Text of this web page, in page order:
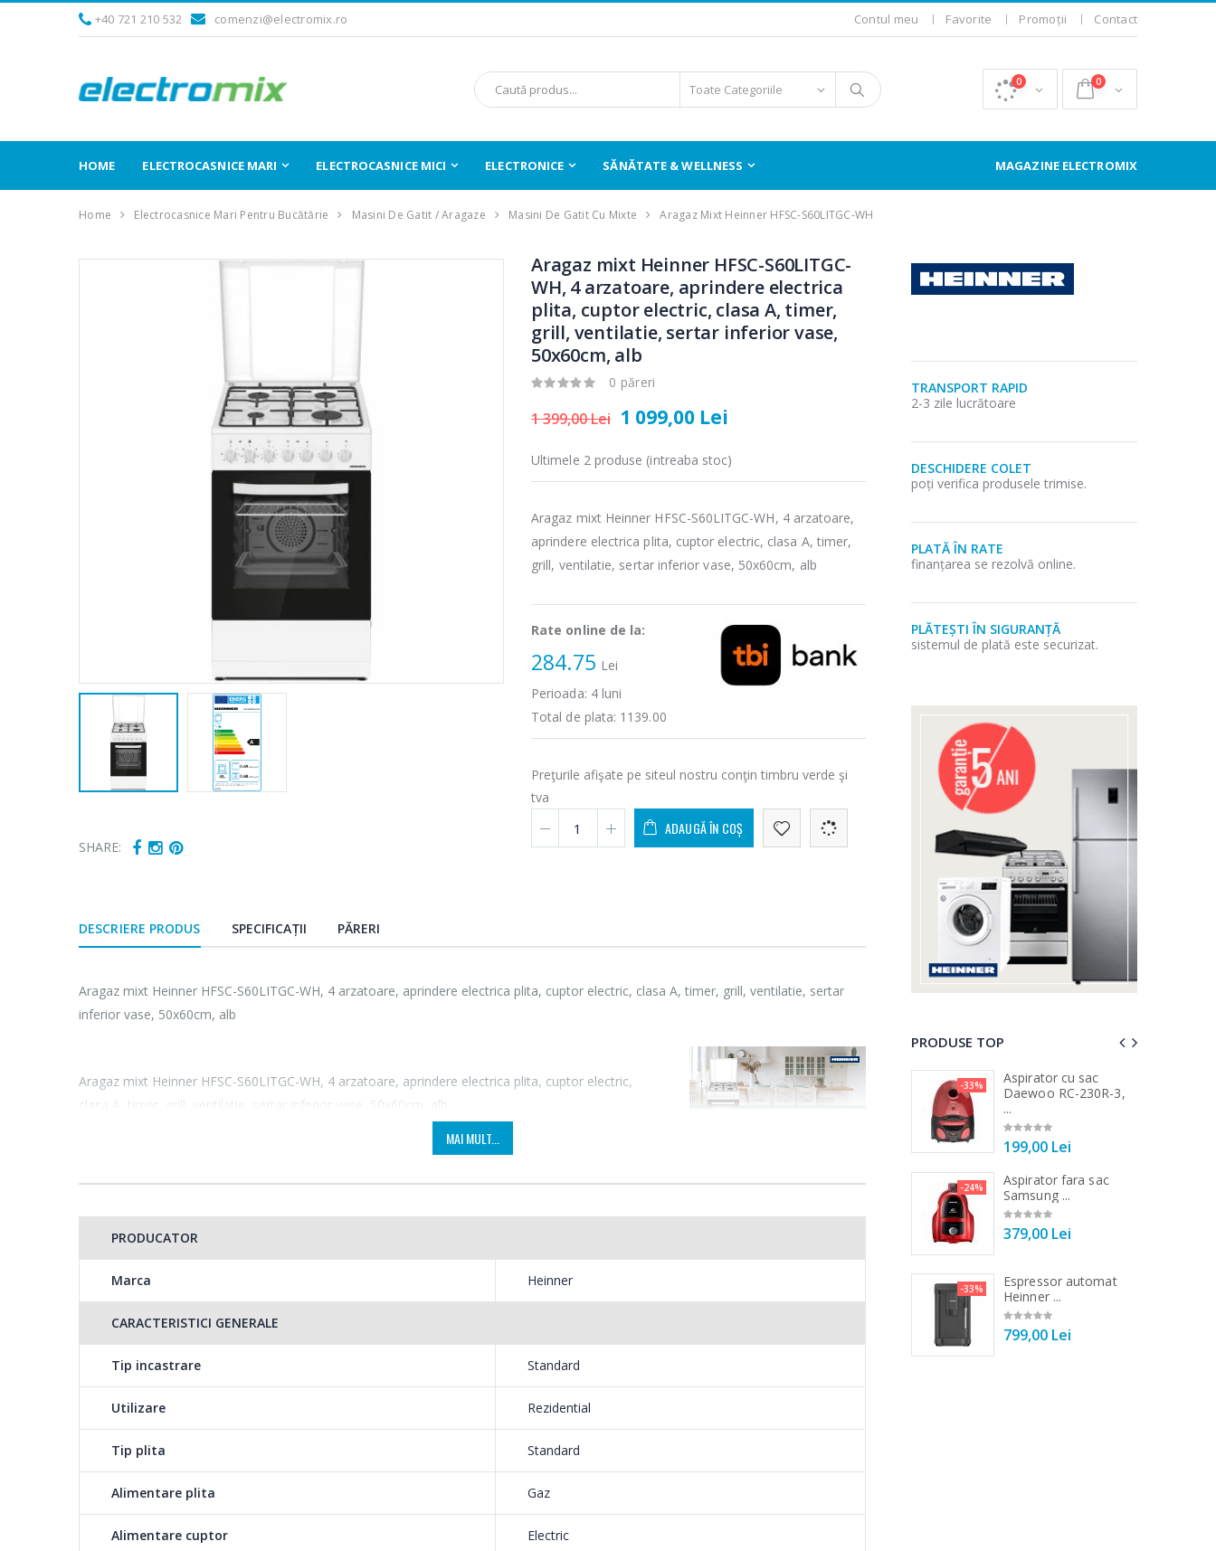
+40 721 210 532 comenzi@electromix.ro Contul meu Favorite Promoții Contact
0 0
HOME ELECTROCASNICE MARI ELECTROCASNICE MICI ELECTRONICE SĂNĂTATE & WELLNESS MAGAZINE ELECTROMIX
Home Electrocasnice Mari Pentru Bucătărie Masini De Gatit / Aragaze Masini De Gatit Cu Mixte Aragaz Mixt Heinner HFSC-S60LITGC-WH
SHARE:
Aragaz mixt Heinner HFSC-S60LITGC-
WH, 4 arzatoare, aprindere electrica
plita, cuptor electric, clasa A, timer,
grill, ventilatie, sertar inferior vase,
50x60cm, alb
0 păreri
1 399,00 Lei 1 099,00 Lei
Ultimele 2 produse (intreaba stoc)
Aragaz mixt Heinner HFSC-S60LITGC-WH, 4 arzatoare,
aprindere electrica plita, cuptor electric, clasa A, timer,
grill, ventilatie, sertar inferior vase, 50x60cm, alb
Rate online de la:
284.75 Lei
Perioada: 4luni
Total de plata: 1139.00
Preţurile afişate pe siteul nostru conţin timbru verde şi
tva
ADAUGĂ ÎN COȘ
DESCRIERE PRODUS SPECIFICAȚII PĂRERI
Aragaz mixt Heinner HFSC-S60LITGC-WH, 4 arzatoare, aprindere electrica plita, cuptor electric, clasa A, timer, grill, ventilatie, sertar
inferior vase, 50x60cm, alb
Aragaz mixt Heinner HFSC-S60LITGC-WH, 4 arzatoare, aprindere electrica plita, cuptor electric,
clasa A, timer, grill, ventilatie, sertar inferior vase, 50x60cm, alb
Aprindere electrica integrata
Arzatoarele se pot utiliza simplu si usor, prin apasarea unui singur buton.
Clasa energetica A
Clasa de energie superioara = consum mic de energie.
MAI MULT...
PRODUCATOR
Marca Heinner
CARACTERISTICI GENERALE
Tip incastrare Standard
Utilizare Rezidential
Tip plita Standard
Alimentare plita Gaz
Alimentare cuptor Electric
TRANSPORT RAPID
2-3 zile lucrătoare
DESCHIDERE COLET
poți verifica produsele trimise.
PLATĂ ÎN RATE
finanțarea se rezolvă online.
PLĂTEȘTI ÎN SIGURANȚĂ
sistemul de plată este securizat.
PRODUSE TOP
-25%
Fierbator electric cu
filtru ...
-21%
-33%
Masina de tocat carne
-18%
Mixer vertical Heinner
HHB-DC1000SSBK ...
-33%
-33%
Aspirator cu sac
Daewoo RC-230R-3,
...
199,00 Lei
-24%
Aspirator fara sac
Samsung ...
379,00 Lei
-33%
Espressor automat
Heinner ...
799,00 Lei